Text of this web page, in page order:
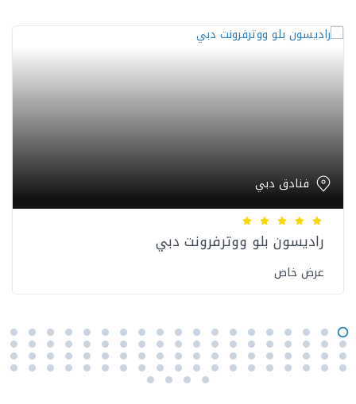
فنادق دبي
راديسون بلو ووترفرونت دبي
عرض خاص